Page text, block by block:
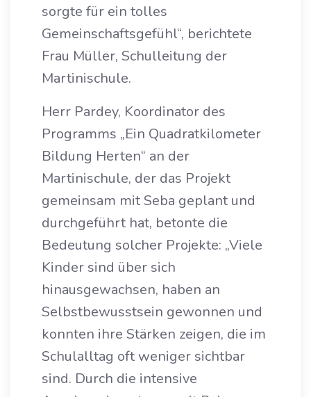
sorgte für ein tolles
Gemeinschaftsgefühl“, berichtete
Frau Müller, Schulleitung der
Martinischule.
Herr Pardey, Koordinator des
Programms „Ein Quadratkilometer
Bildung Herten“ an der
Martinischule, der das Projekt
gemeinsam mit Seba geplant und
durchgeführt hat, betonte die
Bedeutung solcher Projekte: „Viele
Kinder sind über sich
hinausgewachsen, haben an
Selbstbewusstsein gewonnen und
konnten ihre Stärken zeigen, die im
Schulalltag oft weniger sichtbar
sind. Durch die intensive